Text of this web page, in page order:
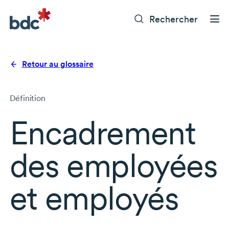
Rechercher
Retour au glossaire
Définition
Encadrement
des employées
et employés